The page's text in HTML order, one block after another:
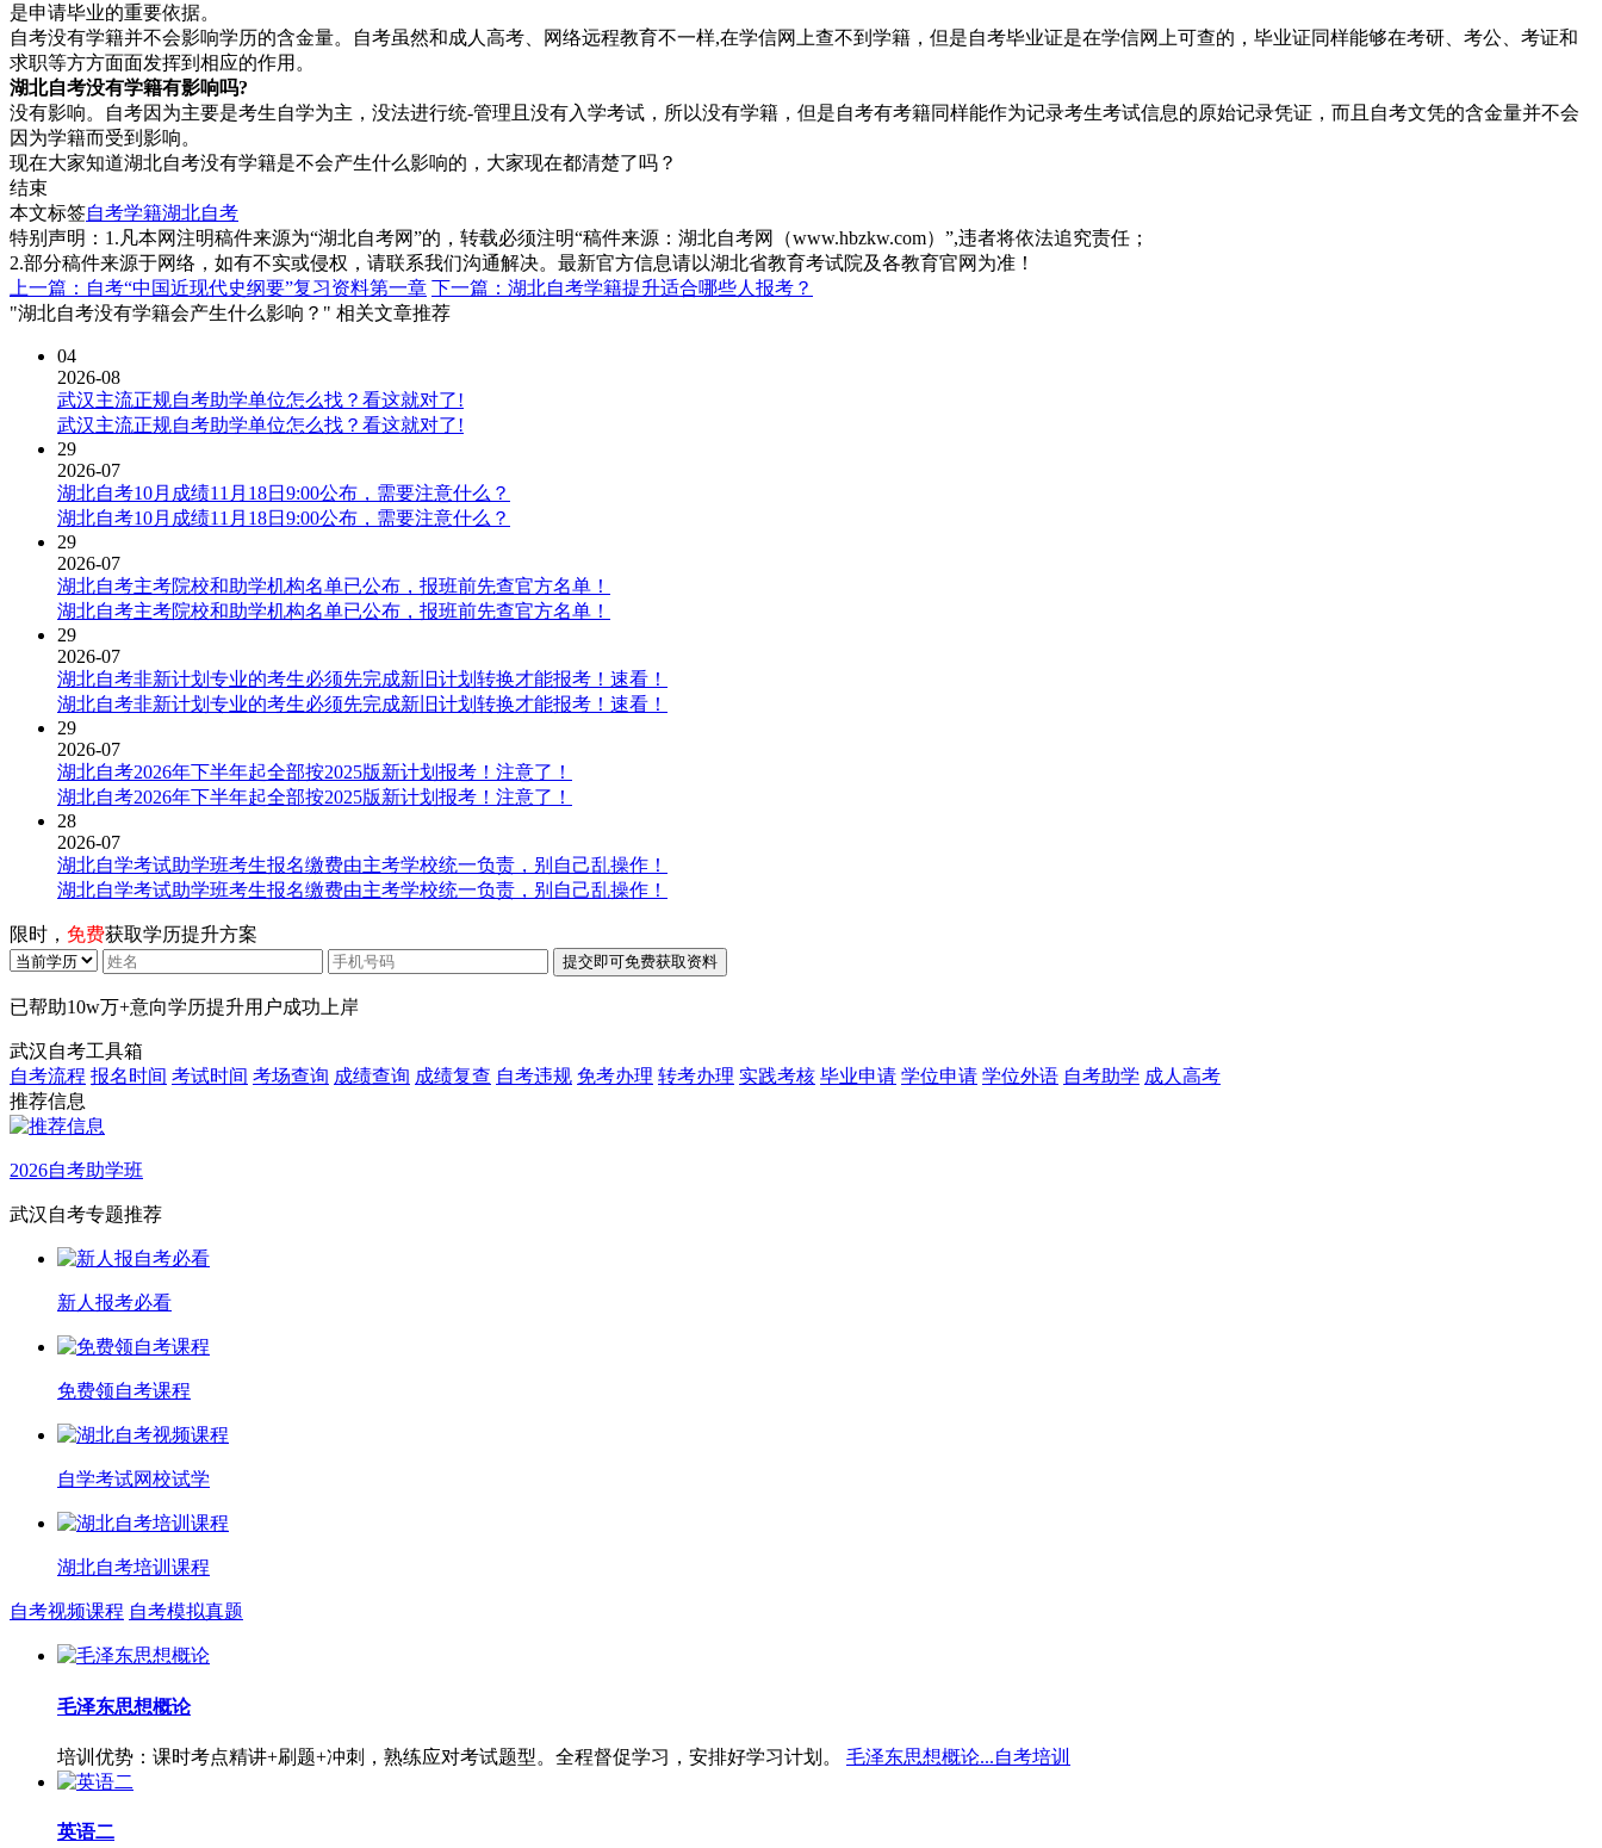
是申请毕业的重要依据。
自考没有学籍并不会影响学历的含金量。自考虽然和成人高考、网络远程教育不一样,在学信网上查不到学籍，但是自考毕业证是在学信网上可查的，毕业证同样能够在考研、考公、考证和
求职等方方面面发挥到相应的作用。
湖北自考没有学籍有影响吗?
没有影响。自考因为主要是考生自学为主，没法进行统-管理且没有入学考试，所以没有学籍，但是自考有考籍同样能作为记录考生考试信息的原始记录凭证，而且自考文凭的含金量并不会
因为学籍而受到影响。
现在大家知道湖北自考没有学籍是不会产生什么影响的，大家现在都清楚了吗？
结束
本文标签自考学籍湖北自考
特别声明：1.凡本网注明稿件来源为“湖北自考网”的，转载必须注明“稿件来源：湖北自考网（www.hbzkw.com）”,违者将依法追究责任；
2.部分稿件来源于网络，如有不实或侵权，请联系我们沟通解决。最新官方信息请以湖北省教育考试院及各教育官网为准！
上一篇：自考“中国近现代史纲要”复习资料第一章 下一篇：湖北自考学籍提升适合哪些人报考？
"湖北自考没有学籍会产生什么影响？" 相关文章推荐
04
2026-08
武汉主流正规自考助学单位怎么找？看这就对了!
武汉主流正规自考助学单位怎么找？看这就对了!
29
2026-07
湖北自考10月成绩11月18日9:00公布，需要注意什么？
湖北自考10月成绩11月18日9:00公布，需要注意什么？
29
2026-07
湖北自考主考院校和助学机构名单已公布，报班前先查官方名单！
湖北自考主考院校和助学机构名单已公布，报班前先查官方名单！
29
2026-07
湖北自考非新计划专业的考生必须先完成新旧计划转换才能报考！速看！
湖北自考非新计划专业的考生必须先完成新旧计划转换才能报考！速看！
29
2026-07
湖北自考2026年下半年起全部按2025版新计划报考！注意了！
湖北自考2026年下半年起全部按2025版新计划报考！注意了！
28
2026-07
湖北自学考试助学班考生报名缴费由主考学校统一负责，别自己乱操作！
湖北自学考试助学班考生报名缴费由主考学校统一负责，别自己乱操作！
限时， 免费获取学历提升方案
已帮助10w万+意向学历提升用户成功上岸
武汉自考工具箱
自考流程 报名时间 考试时间 考场查询 成绩查询 成绩复查 自考违规 免考办理 转考办理 实践考核 毕业申请 学位申请 学位外语 自考助学 成人高考
推荐信息
2026自考助学班
武汉自考专题推荐
新人报考必看
免费领自考课程
自学考试网校试学
湖北自考培训课程
自考视频课程 自考模拟真题
毛泽东思想概论
培训优势：课时考点精讲+刷题+冲刺，熟练应对考试题型。全程督促学习，安排好学习计划。 毛泽东思想概论...自考培训
英语二